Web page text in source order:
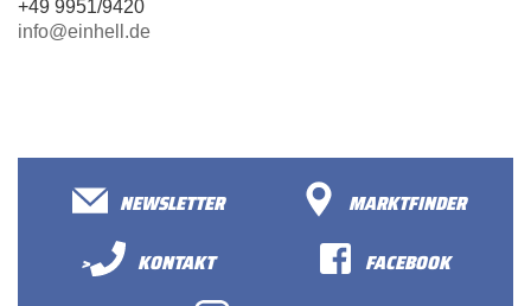
+49 9951/9420
info@einhell.de
NEWSLETTER
MARKTFINDER
>
KONTAKT
FACEBOOK